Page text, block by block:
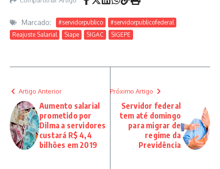
Marcado: #servidorpublico
#servidorpublicofederal
Reajuste Salarial
Siape SIGAC SIGEPE
Artigo Anterior
Aumento salarial
prometido por
Dilma a servidores
custará R$ 4,4
bilhões em 2019
Próximo Artigo
Servidor federal
tem até domingo
para migrar de
regime da
Previdência